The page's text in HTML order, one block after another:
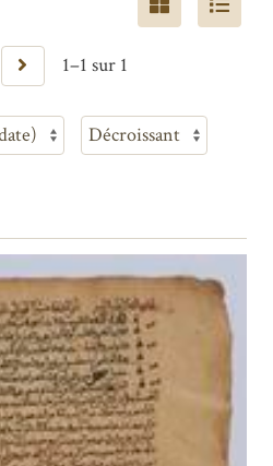
1–1 sur 1